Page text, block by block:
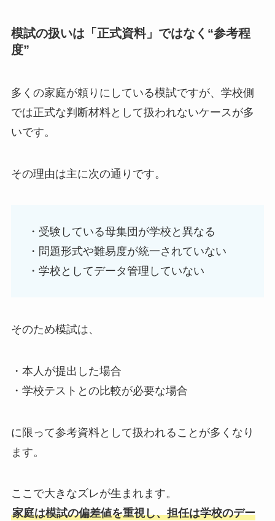
模試の扱いは「正式資料」ではなく“参考程
度”
多くの家庭が頼りにしている模試ですが、学校側
では正式な判断材料として扱われないケースが多
いです。
その理由は主に次の通りです。
・受験している母集団が学校と異なる
・問題形式や難易度が統一されていない
・学校としてデータ管理していない
そのため模試は、
・本人が提出した場合
・学校テストとの比較が必要な場合
に限って参考資料として扱われることが多くなり
ます。
ここで大きなズレが生まれます。
家庭は模試の偏差値を重視し、担任は学校のデー